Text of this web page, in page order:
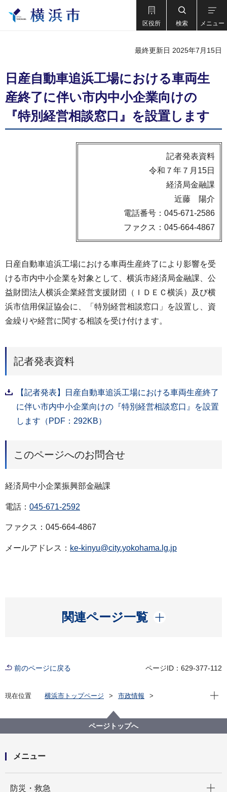
区役所 検索 メニュー
最終更新日 2025年7月15日
日産自動車追浜工場における車両生
産終了に伴い市内中小企業向けの
『特別経営相談窓口』を設置します
記者発表資料
令和７年７月15日
経済局金融課
近藤 陽介
電話番号：045-671-2586
ファクス：045-664-4867
日産自動車追浜工場における車両生産終了により影響を受
ける市内中小企業を対象として、横浜市経済局金融課、公
益財団法人横浜企業経営支援財団（ＩＤＥＣ横浜）及び横
浜市信用保証協会に、「特別経営相談窓口」を設置し、資
金繰りや経営に関する相談を受け付けます。
記者発表資料
【記者発表】日産自動車追浜工場における車両生産終了
に伴い市内中小企業向けの『特別経営相談窓口』を設置
します（PDF：292KB）
このページへのお問合せ
経済局中小企業振興部金融課
電話： 045-671-2592
ファクス：045-664-4867
メールアドレス： ke-kinyu@city.yokohama.lg.jp
関連ページ一覧
開く
前のページに戻る ページID：629-377-112
現在位置 横浜市トップページ
市政情報
日産自動車追浜工場における車両生産終了に伴い市内
中小企業向けの『特別経営相談窓口』を設置します
現在
ページトップへ
メニュー
防災・救急